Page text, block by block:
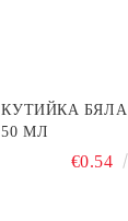
КУТИЙКА
50 МЛ
€0.54